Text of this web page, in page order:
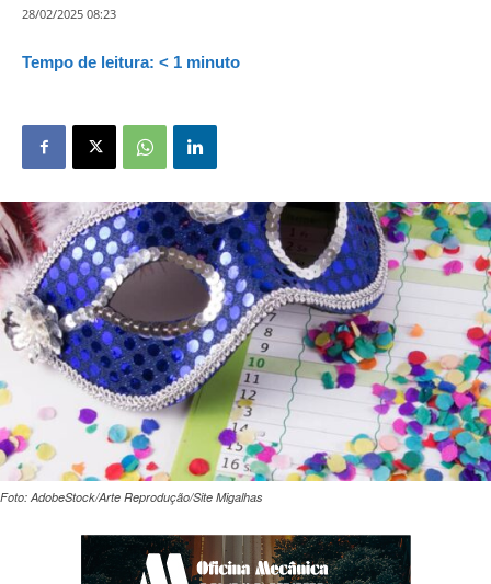
28/02/2025 08:23
Tempo de leitura: < 1 minuto
Foto: AdobeStock/Arte Reprodução/Site Migalhas